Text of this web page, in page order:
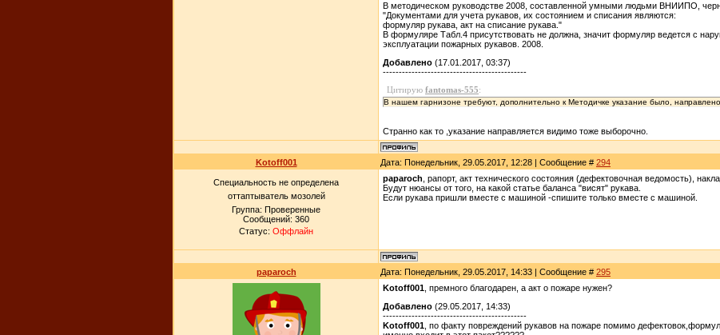
В методическом руководстве 2008, составленной умными людьми ВНИИПО,
"Документами для учета рукавов, их состоянием и списания являются:
формуляр рукава, акт на списание рукава."
В формуляре Табл.4 присутствовать не должна, значит формуляр ведется с
эксплуатации пожарных рукавов. 2008.
Добавлено (17.01.2017, 03:37)
---------------------------------------------
Цитирую fantomas-555:
В нашем гарнизоне требуют, дополнительно к Методичке указание было,
Странно как то ,указание направляется видимо тоже выборочно.
Kotoff001 Дата: Понедельник, 29.05.2017, 12:28 | Сообщение # 294
Специальность не определена
оттаптыватель мозолей
Группа: Проверенные
Сообщений: 360
Статус: Оффлайн
paparoch , рапорт, акт технического состояния (дефектовочная ведомость),
Будут нюансы от того, на какой статье баланса "висят" рукава.
Если рукава пришли вместе с машиной -спишите только вместе с машиной.
paparoch Дата: Понедельник, 29.05.2017, 14:33 | Сообщение # 295
Kotoff001 , премного благодарен, а акт о пожаре нужен?
Добавлено (29.05.2017, 14:33)
---------------------------------------------
Kotoff001 , по факту повреждений рукавов на пожаре помимо